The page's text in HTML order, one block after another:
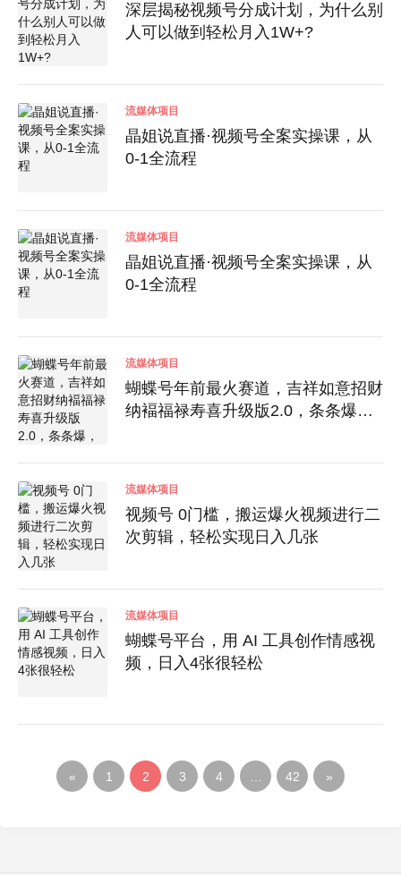
深层揭秘视频号分成计划，为什么别
人可以做到轻松月入1W+?
流媒体项目
晶姐说直播·视频号全案实操课，从
0-1全流程
流媒体项目
晶姐说直播·视频号全案实操课，从
0-1全流程
流媒体项目
蝴蝶号年前最火赛道，吉祥如意招财
纳褔福禄寿喜升级版2.0，条条爆，
流媒体项目
视频号 0门槛，搬运爆火视频进行二
次剪辑，轻松实现日入几张
流媒体项目
蝴蝶号平台，用 AI 工具创作情感视
频，日入4张很轻松
« 1 2 3 4 42 »